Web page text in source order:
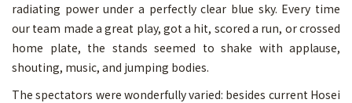
radiating power under a perfectly clear blue sky. Every time
our team made a great play, got a hit, scored a run, or crossed
home plate, the stands seemed to shake with applause,
shouting, music, and jumping bodies.
The spectators were wonderfully varied: besides current Hosei